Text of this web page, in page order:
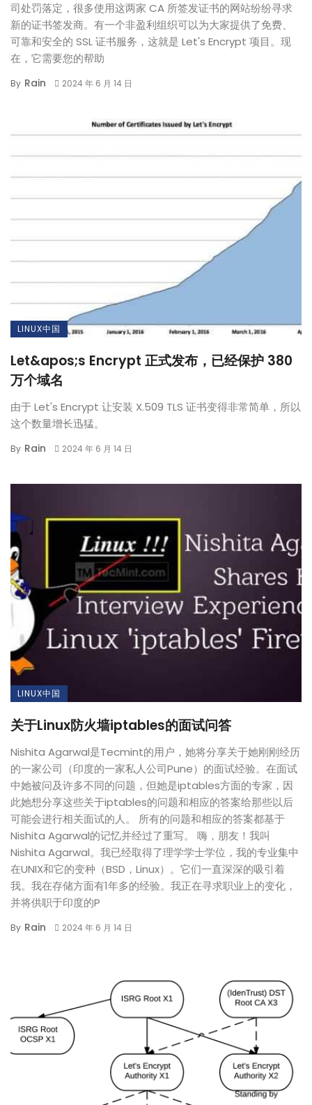
司处罚落定，很多使用这两家 CA 所签发证书的网站纷纷寻求
新的证书签发商。有一个非盈利组织可以为大家提供了免费、
可靠和安全的 SSL 证书服务，这就是 Let's Encrypt 项目。现
在，它需要您的帮助
By Rain 2024 年 6 月 14 日
LINUX中国
Let&apos;s Encrypt 正式发布，已经保护 380
万个域名
由于 Let's Encrypt 让安装 X.509 TLS 证书变得非常简单，所以
这个数量增长迅猛。
By Rain 2024 年 6 月 14 日
LINUX中国
关于Linux防火墙iptables的面试问答
Nishita Agarwal是Tecmint的用户，她将分享关于她刚刚经历
的一家公司（印度的一家私人公司Pune）的面试经验。在面试
中她被问及许多不同的问题，但她是iptables方面的专家，因
此她想分享这些关于iptables的问题和相应的答案给那些以后
可能会进行相关面试的人。 所有的问题和相应的答案都基于
Nishita Agarwal的记忆并经过了重写。 嗨，朋友！我叫
Nishita Agarwal。我已经取得了理学学士学位，我的专业集中
在UNIX和它的变种（BSD，Linux）。它们一直深深的吸引着
我。我在存储方面有1年多的经验。我正在寻求职业上的变化，
并将供职于印度的P
By Rain 2024 年 6 月 14 日